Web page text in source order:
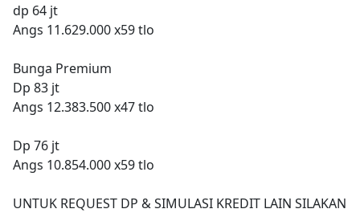
dp 64 jt
Angs 11.629.000 x59 tlo
Bunga Premium
Dp 83 jt
Angs 12.383.500 x47 tlo
Dp 76 jt
Angs 10.854.000 x59 tlo
UNTUK REQUEST DP & SIMULASI KREDIT LAIN SILAKAN